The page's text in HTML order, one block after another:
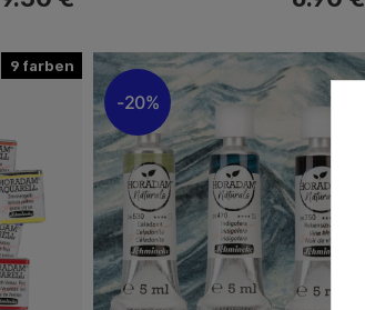
9
20%